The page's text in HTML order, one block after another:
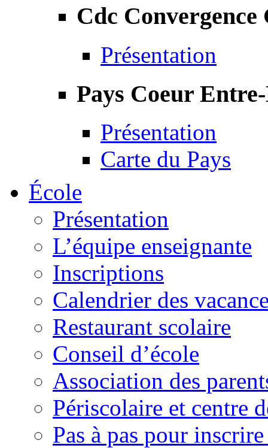
Cdc Convergence
Présentation
Pays Coeur
Présentation
Carte du Pays
École
Présentation
L’équipe enseignante
Inscriptions
Calendrier des
Restaurant scolaire
Conseil d’école
Association des
Périscolaire et centre
Pas à pas pour